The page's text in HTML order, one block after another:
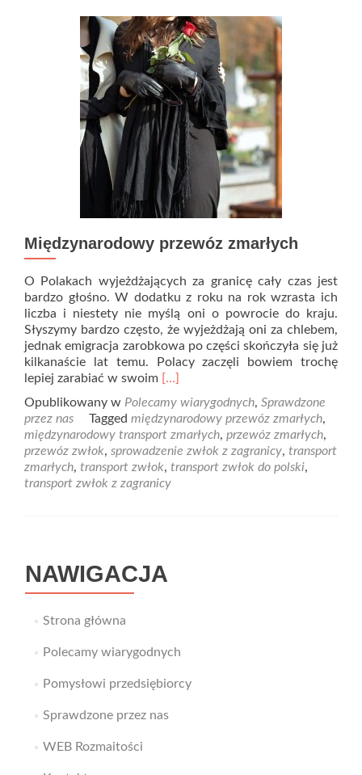
się
sprowadzenie
ciała
z
zagranicy?
Międzynarodowy przewóz zmarłych
O Polakach wyjeżdżających za granicę cały czas jest
bardzo głośno. W dodatku z roku na rok wzrasta ich
liczba i niestety nie myślą oni o powrocie do kraju.
Słyszymy bardzo często, że wyjeżdżają oni za chlebem,
jednak emigracja zarobkowa po części skończyła się już
kilkanaście lat temu. Polacy zaczęli bowiem trochę
lepiej zarabiać w swoim Read
about
Międzynarodowy
przewóz
zmarłych
[…]
Opublikowany w Polecamy wiarygodnych, Sprawdzone
przez nas
Tagged międzynarodowy przewóz zmarłych,
międzynarodowy transport zmarłych, przewóz zmarłych,
przewóz zwłok, sprowadzenie zwłok z zagranicy, transport
zmarłych, transport zwłok, transport zwłok do polski,
transport zwłok z zagranicy
NAWIGACJA
Strona główna
Polecamy wiarygodnych
Pomysłowi przedsiębiorcy
Sprawdzone przez nas
WEB Rozmaitości